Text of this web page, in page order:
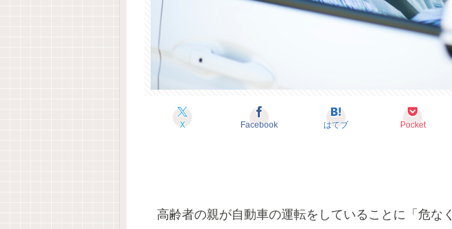
X Facebook はてブ Pocket
高齢者の親が自動車の運転をしていることに「危な